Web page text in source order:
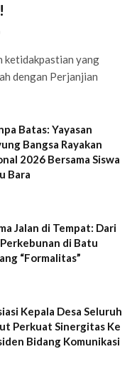
ketidakpastian yang
dengan Perjanjian
Batas: Yayasan
Bangsa Rayakan
2026 Bersama Siswa
Bara
Jalan di Tempat: Dari
di Batu
“Formalitas”
Kepala Desa Seluruh
Perkuat Sinergitas Ke
Bidang Komunikasi